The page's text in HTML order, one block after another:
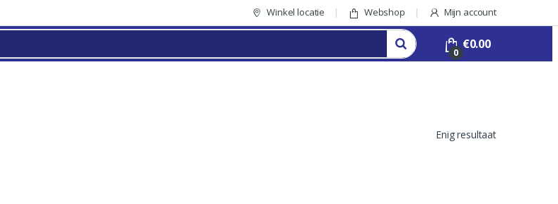
Winkel locatie Webshop Mijn account
0
€0.00
Enig resultaat